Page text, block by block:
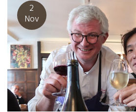
らフレッシュ感があり、ソフトチーズと
ャン、この素晴らしいひと時をありがとう!
をやって、ここで仕上げるのは最高。
ボ醸造のワインの問合せは野村ユニソ
ルシオン地方のワイン、Domaine
ル醸造のLoic・Roure ロイック・ルー
イシーさこの料理にピッタリ。 ポッシー
香草、タイム、ローズマリーなどが沢山
ーな料理にピッタリとマリアージする。
最初に入り込んで、誤魔化しのない本物
る。 醸造家ロイックの自然を愛するやさ
ンに転写されている。多くの料理合わせ
2
Nov